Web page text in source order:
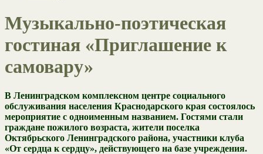
Музыкально-поэтическая
гостиная «Приглашение к
самовару»
В Ленинградском комплексном центре социального
обслуживания населения Краснодарского края состоялось
мероприятие с одноименным названием. Гостями стали
граждане пожилого возраста, жители поселка
Октябрьского Ленинградского района, участники клуба
«От сердца к сердцу», действующего на базе учреждения.